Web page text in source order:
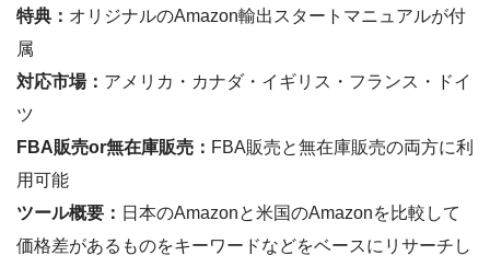
特典： オリジナルのAmazon輸出スタートマニュアルが付
属
対応市場： アメリカ・カナダ・イギリス・フランス・ドイ
ツ
FBA販売or無在庫販売： FBA販売と無在庫販売の両方に利
用可能
ツール概要： 日本のAmazonと米国のAmazonを比較して
価格差があるものをキーワードなどをベースにリサーチし